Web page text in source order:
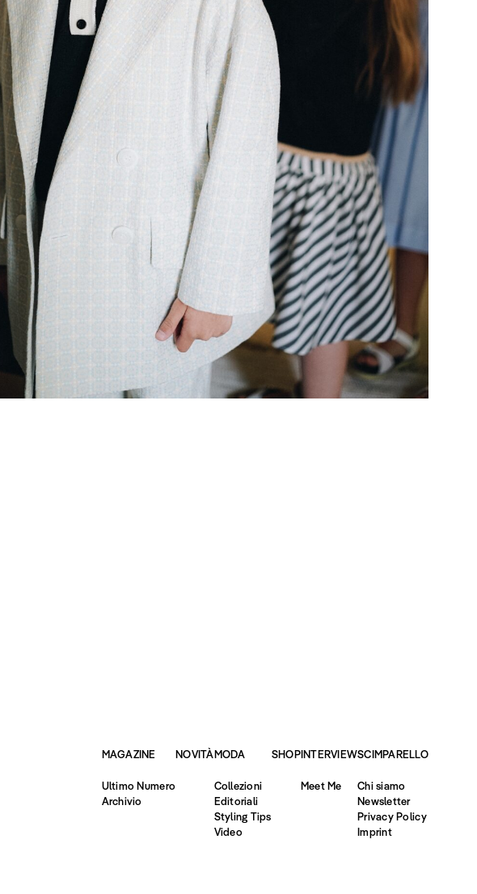
MAGAZINE
Ultimo Numero
Archivio
NOVITÀMODA
Collezioni
Editoriali
Styling Tips
Video
SHOPINTERVIEW
Meet Me
SCIMPARELLO
Chi siamo
Newsletter
Privacy Policy
Imprint